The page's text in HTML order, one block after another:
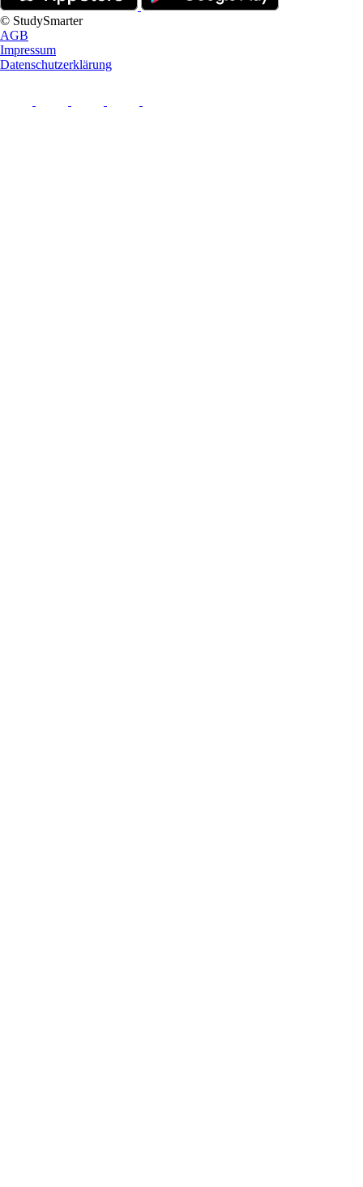
© StudySmarter
AGB
Impressum
Datenschutzerklärung